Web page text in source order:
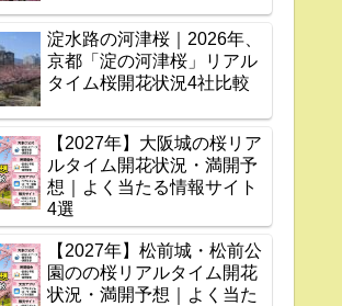
淀水路の河津桜｜2026年、
京都「淀の河津桜」リアル
タイム桜開花状況4社比較
【2027年】大阪城の桜リア
ルタイム開花状況・満開予
想｜よく当たる情報サイト
4選
【2027年】松前城・松前公
園のの桜リアルタイム開花
状況・満開予想｜よく当た